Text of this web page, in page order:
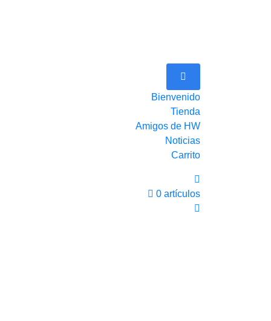
Bienvenido
Tienda
Amigos de HW
Noticias
Carrito
0 artículos